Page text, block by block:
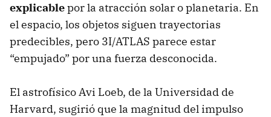
explicablepor la atracción solar o planetaria. En
el espacio, los objetos siguen trayectorias
predecibles, pero 3I/ATLAS parece estar
“empujado” por una fuerza desconocida.
El astrofísico Avi Loeb, de la Universidad de
Harvard, sugirió que la magnitud del impulso